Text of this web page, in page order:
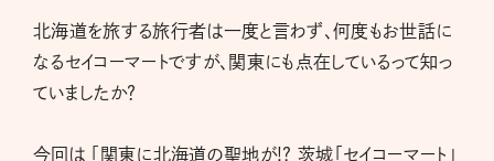
北海道を旅する旅行者は一度と言わず、何度もお世話に
なるセイコーマートですが、関東にも点在しているって知っ
ていましたか？
今回は 「関東に北海道の聖地が!? 茨城「セイコーマート」